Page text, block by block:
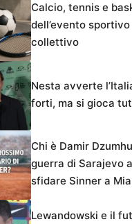
Calcio, tennis e
dell’evento
collettivo
Nesta avverte
forti, ma si gioca
Chi è Damir
guerra di Sarajevo
sfidare Sinner a
Lewandowski e il